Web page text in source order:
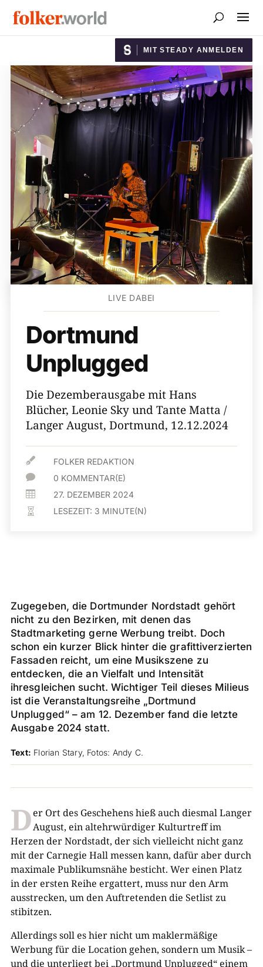
MIT STEADY ANMELDEN
LIVE DABEI
Dortmund
Unplugged
Die Dezemberausgabe mit Hans
Blücher, Leonie Sky und Tante Matta /
Langer August, Dortmund, 12.12.2024
 FOLKER REDAKTION
 0 KOMMENTAR(E)
 27. DEZEMBER 2024
 LESEZEIT: 3 MINUTE(N)
Zugegeben, die Dortmunder Nordstadt gehört
nicht zu den Bezirken, mit denen das
Stadtmarketing gerne Werbung treibt. Doch
schon ein kurzer Blick hinter die grafittiverzierten
Fassaden reicht, um eine Musikszene zu
entdecken, die an Vielfalt und Intensität
ihresgleichen sucht. Wichtiger Teil dieses Milieus
ist die Veranstaltungsreihe „Dortmund
Unplugged“ – am 12. Dezember fand die letzte
Ausgabe 2024 statt.
Text: Florian Stary, Fotos: Andy C.
Der Ort des Geschehens hieß auch diesmal Langer
August, ein altehrwürdiger Kulturtreff im
Herzen der Nordstadt, der sich vielleicht nicht ganz
mit der Carnegie Hall messen kann, dafür aber durch
maximale Publikumsnähe besticht. Wer einen Platz
in der ersten Reihe ergattert, muss nur den Arm
ausstrecken, um den Auftretenden die Setlist zu
stibitzen.
Allerdings soll es hier nicht um maklermäßige
Werbung für die Location gehen, sondern um Musik –
und die unterliegt bei „Dortmund Unplugged“ einem